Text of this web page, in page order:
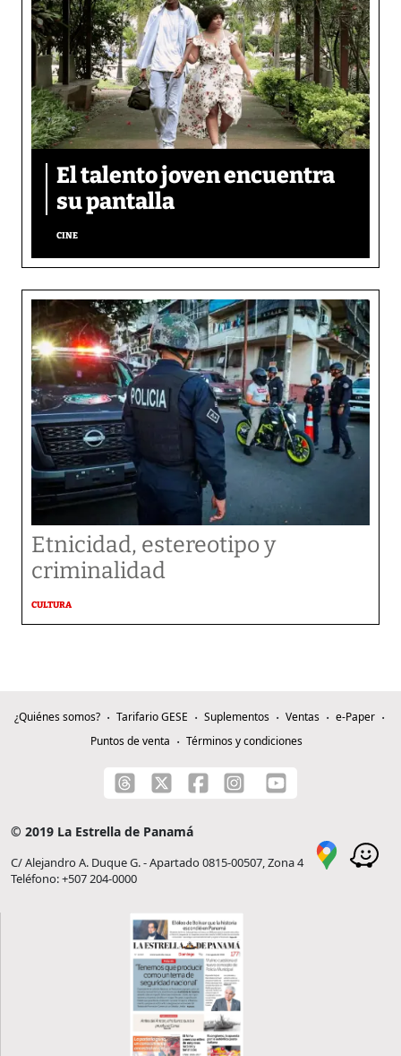
El talento joven encuentra
su pantalla​
CINE
Etnicidad, estereotipo y
criminalidad
CULTURA
¿Quiénes somos? Tarifario GESE Suplementos Ventas
e-Paper
Puntos de venta
Términos y condiciones
© 2019 La Estrella de Panamá
C/ Alejandro A. Duque G. - Apartado 0815-00507, Zona 4
Teléfono: +507 204-0000